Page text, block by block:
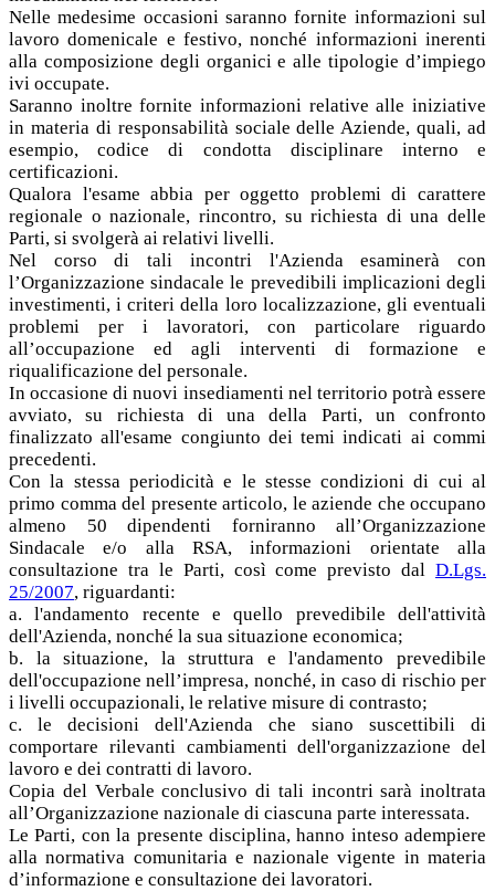
Nelle medesime occasioni saranno fornite informazioni sul
lavoro domenicale e festivo, nonché informazioni inerenti
alla composizione degli organici e alle tipologie d’impiego
ivi occupate.
Saranno inoltre fornite informazioni relative alle iniziative
in materia di responsabilità sociale delle Aziende, quali, ad
esempio, codice di condotta disciplinare interno e
certificazioni.
Qualora l'esame abbia per oggetto problemi di carattere
regionale o nazionale, rincontro, su richiesta di una delle
Parti, si svolgerà ai relativi livelli.
Nel corso di tali incontri l'Azienda esaminerà con
l’Organizzazione sindacale le prevedibili implicazioni degli
investimenti, i criteri della loro localizzazione, gli eventuali
problemi per i lavoratori, con particolare riguardo
all’occupazione ed agli interventi di formazione e
riqualificazione del personale.
In occasione di nuovi insediamenti nel territorio potrà essere
avviato, su richiesta di una della Parti, un confronto
finalizzato all'esame congiunto dei temi indicati ai commi
precedenti.
Con la stessa periodicità e le stesse condizioni di cui al
primo comma del presente articolo, le aziende che occupano
almeno 50 dipendenti forniranno all’Organizzazione
Sindacale e/o alla RSA, informazioni orientate alla
consultazione tra le Parti, così come previsto dal D.Lgs.
25/2007, riguardanti:
a. l'andamento recente e quello prevedibile dell'attività
dell'Azienda, nonché la sua situazione economica;
b. la situazione, la struttura e l'andamento prevedibile
dell'occupazione nell’impresa, nonché, in caso di rischio per
i livelli occupazionali, le relative misure di contrasto;
c. le decisioni dell'Azienda che siano suscettibili di
comportare rilevanti cambiamenti dell'organizzazione del
lavoro e dei contratti di lavoro.
Copia del Verbale conclusivo di tali incontri sarà inoltrata
all’Organizzazione nazionale di ciascuna parte interessata.
Le Parti, con la presente disciplina, hanno inteso adempiere
alla normativa comunitaria e nazionale vigente in materia
d’informazione e consultazione dei lavoratori.